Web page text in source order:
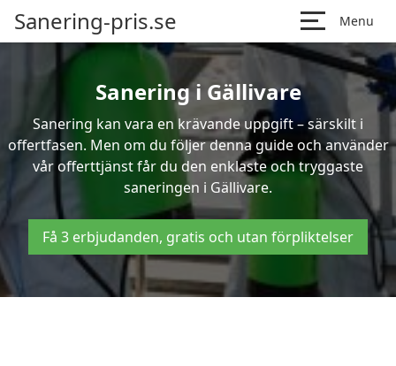
Sanering-pris.se Menu
Sanering i Gällivare
Sanering kan vara en krävande uppgift – särskilt i
offertfasen. Men om du följer denna guide och använder
vår offerttjänst får du den enklaste och tryggaste
saneringen i Gällivare.
Få 3 erbjudanden, gratis och utan förpliktelser